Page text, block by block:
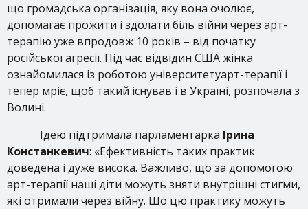
що громадська організація, яку вона очолює,
допомагає прожити і здолати біль війни через арт-
терапію уже впродовж 10 років – від початку
російської агресії. Під час відвідин США жінка
ознайомилася із роботою університетуарт-терапії і
тепер мріє, щоб такий існував і в Україні, розпочала з
Волині.
Ідею підтримала парламентарка Ірина
Констанкевич: «Ефективність таких практик
доведена і дуже висока. Важливо, що за допомогою
арт-терапії наші діти можуть зняти внутрішні стигми,
які отримали через війну. Що цю практику можуть